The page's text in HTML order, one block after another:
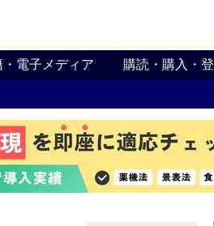
・電子メディア 購読・購入・